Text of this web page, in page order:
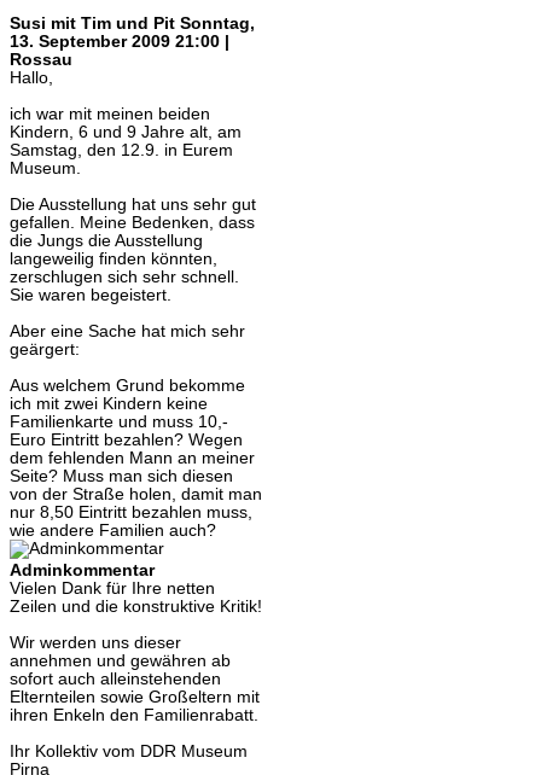
Susi mit Tim und Pit Sonntag,
13. September 2009 21:00 |
Rossau
Hallo,
ich war mit meinen beiden
Kindern, 6 und 9 Jahre alt, am
Samstag, den 12.9. in Eurem
Museum.
Die Ausstellung hat uns sehr gut
gefallen. Meine Bedenken, dass
die Jungs die Ausstellung
langeweilig finden könnten,
zerschlugen sich sehr schnell.
Sie waren begeistert.
Aber eine Sache hat mich sehr
geärgert:
Aus welchem Grund bekomme
ich mit zwei Kindern keine
Familienkarte und muss 10,-
Euro Eintritt bezahlen? Wegen
dem fehlenden Mann an meiner
Seite? Muss man sich diesen
von der Straße holen, damit man
nur 8,50 Eintritt bezahlen muss,
wie andere Familien auch?
Adminkommentar
Vielen Dank für Ihre netten
Zeilen und die konstruktive Kritik!
Wir werden uns dieser
annehmen und gewähren ab
sofort auch alleinstehenden
Elternteilen sowie Großeltern mit
ihren Enkeln den Familienrabatt.
Ihr Kollektiv vom DDR Museum
Pirna